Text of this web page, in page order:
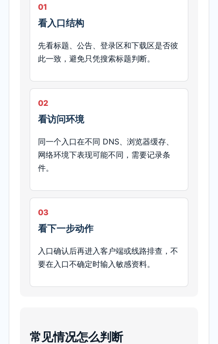
01
看入口结构
先看标题、公告、登录区和下载区是否彼
此一致，避免只凭搜索标题判断。
02
看访问环境
同一个入口在不同 DNS、浏览器缓存、
网络环境下表现可能不同，需要记录条
件。
03
看下一步动作
入口确认后再进入客户端或线路排查，不
要在入口不确定时输入敏感资料。
常见情况怎么判断